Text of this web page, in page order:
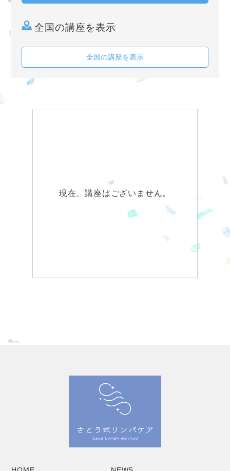
全国の講座を表示
全国の講座を表示
現在、講座はございません。